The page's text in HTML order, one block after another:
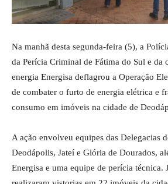
Na manhã desta segunda-feira (5), a
da Perícia Criminal de Fátima do Sul e da
energia Energisa deflagrou a Operação
de combater o furto de energia elétrica e
consumo em imóveis na cidade de
A ação envolveu equipes das Delegacias
Deodápolis, Jateí e Glória de Dourados,
Energisa e uma equipe de perícia técnica.